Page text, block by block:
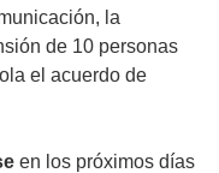
la
de 10 personas
el acuerdo de
en los próximos días